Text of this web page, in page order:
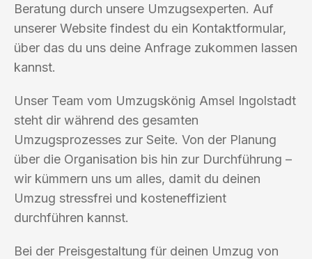
Beratung durch unsere Umzugsexperten. Auf
unserer Website findest du ein Kontaktformular,
über das du uns deine Anfrage zukommen lassen
kannst.
Unser Team vom Umzugskönig Amsel Ingolstadt
steht dir während des gesamten
Umzugsprozesses zur Seite. Von der Planung
über die Organisation bis hin zur Durchführung –
wir kümmern uns um alles, damit du deinen
Umzug stressfrei und kosteneffizient
durchführen kannst.
Bei der Preisgestaltung für deinen Umzug von